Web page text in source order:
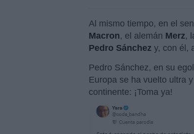
Al mismo tiempo, en el
Macron, el alemán Merz,
Pedro Sánchez y, con él,
Pedro Sánchez, en su
Europa se ha vuelto ultra
continente: ¡Toma ya!